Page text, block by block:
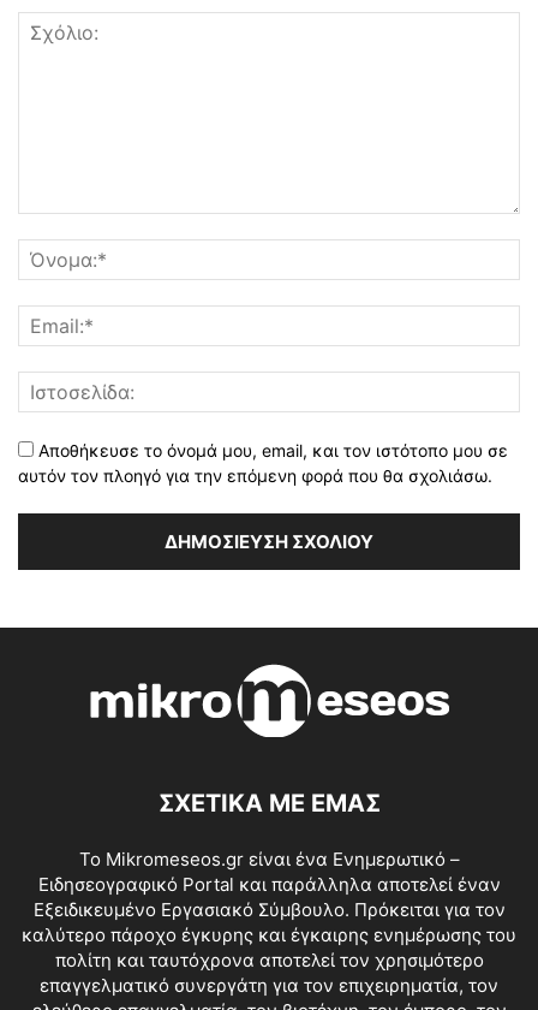
Αποθήκευσε το όνομά μου, email, και τον ιστότοπο μου σε
αυτόν τον πλοηγό για την επόμενη φορά που θα σχολιάσω.
ΣΧΕΤΙΚΑ ΜΕ ΕΜΑΣ
Το Mikromeseos.gr είναι ένα Ενημερωτικό –
Ειδησεογραφικό Portal και παράλληλα αποτελεί έναν
Εξειδικευμένο Εργασιακό Σύμβουλο. Πρόκειται για τον
καλύτερο πάροχο έγκυρης και έγκαιρης ενημέρωσης του
πολίτη και ταυτόχρονα αποτελεί τον χρησιμότερο
επαγγελματικό συνεργάτη για τον επιχειρηματία, τον